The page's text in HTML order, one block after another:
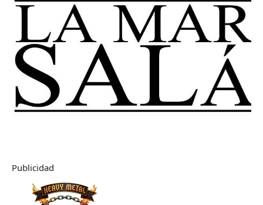
Publicidad